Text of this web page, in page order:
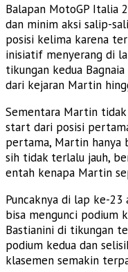
Balapan MotoGP Italia
dan minim aksi salip-
posisi kelima karena
inisiatif menyerang di
tikungan kedua
dari kejaran Martin
Sementara Martin
start dari posisi
pertama, Martin hanya
sih tidak terlalu jauh,
entah kenapa Martin
Puncaknya di lap ke-
bisa mengunci podium
Bastianini di tikungan
podium kedua dan
klasemen semakin